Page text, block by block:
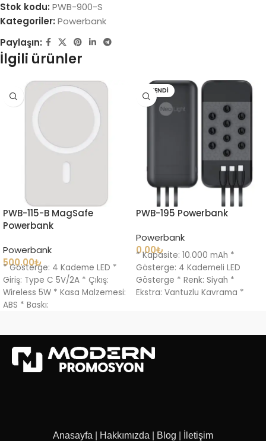
Stok kodu: PWB-900-S
Kategoriler: Powerbank
Paylaşın:
İlgili ürünler
PWB-115-B MagSafe
Powerbank
Powerbank
500.00₺
* Gösterge: 4 Kademe LED *
Giriş: Type C 5V/2A * Çıkış:
Wireless 5W * Kasa Malzemesi:
ABS * Baskı:
TÜKENDI
PWB-195 Powerbank
Powerbank
0.00₺
* Kapasite: 10.000 mAh *
Gösterge: 4 Kademeli LED
Gösterge * Renk: Siyah *
Ekstra: Vantuzlu Kavrama *
Anasayfa Hakkımızda Blog İletişim